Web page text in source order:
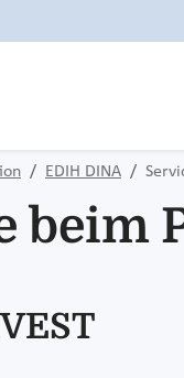
EDIH DINA
beim